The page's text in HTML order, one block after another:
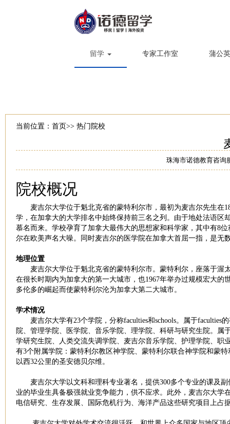
留学 专家工作室 蒲公
当前位置： 首页>> 热门院校
珠海市诺德教育咨询
院校概况
麦吉尔大学位于魁北克省的蒙特利尔市，最初为麦吉尔先生在
学，在加拿大的大学排名中始终保持前三名之列。由于地处法语
慕名而来。学校孕育了加拿大最伟大的思想家和科学家，其中有8
尔在欧美声名大噪。同时麦吉尔的医学院在加拿大首屈一指，是无
地理位置
麦吉尔大学位于魁北克省的蒙特利尔市。蒙特利尔，座落于渥
在很长时期内为加拿大的第一大城市，也1967年举办过规模宏大
多伦多的崛起而使蒙特利尔沦为加拿大第二大城市。
学术情况
麦吉尔大学有23个学院，分称faculties和schools。属于faculties
院、管理学院、医学院、音乐学院、理学院、科研与研究生院。属
学研究生院、人类交流失调学院、麦吉尔音乐学院、护理学院、
有3个附属学院：蒙特利尔教区神学院、蒙特利尔联合神学院和蒙
以西32公里的圣安德贝尔维。
麦吉尔大学以文科和理科专业著名，提供300多个专业的课及副
业的毕业生具备极强就业竞争能力，供不应求。此外，麦吉尔大
电信研究、生存发展、国际危机行为、海洋产品这些研究项目上占